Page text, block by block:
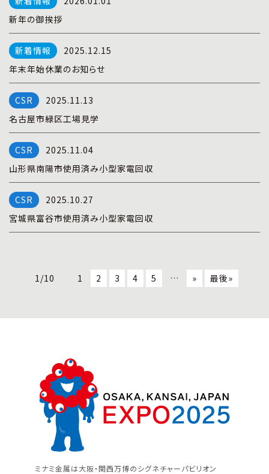
新年の御挨拶
2025.12.15
年末年始休業のお知らせ
2025.11.13
名古屋市緑区工場見学
2025.11.04
山形県南陽市使用済み小型家電回収
2025.10.27
宮城県富谷市使用済み小型家電回収
1/10 1 2 3 4 5 … » 最後»
ミナミ金属は大阪・関西万博のシグネチャーパビリオン